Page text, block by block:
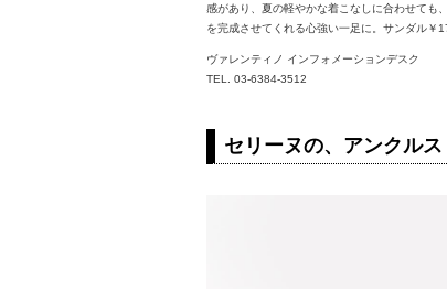
感があり、夏の軽やかな着こなしに合わせても
を完成させてくれる心強い一足に。サンダル￥
ヴァレンティノ インフォメーションデスク
TEL. 03-6384-3512
セリーヌの、アンクル